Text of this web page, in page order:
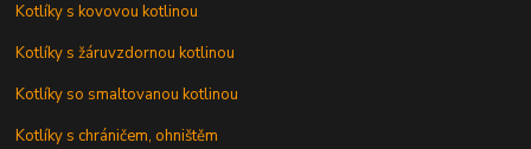
Kotlíky s kovovou kotlinou
Kotlíky s žáruvzdornou kotlinou
Kotlíky so smaltovanou kotlinou
Kotlíky s chráničem, ohništěm